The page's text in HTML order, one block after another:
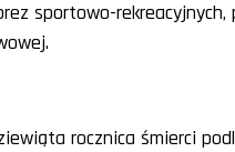
sportowo-
rocznica śmierci